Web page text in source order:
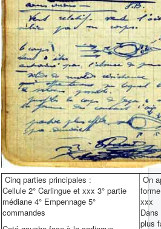
Cinq parties principales :
Cellule 2° Carlingue et xxx 3° partie
médiane 4° Empennage 5°
commandes
On
xxx
plus